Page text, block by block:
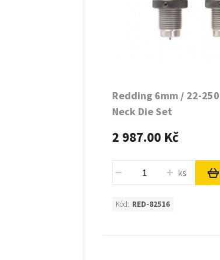
Redding 6mm / 22-
Neck Die Set
2 987.00 Kč
ks
Kód: RED-82516